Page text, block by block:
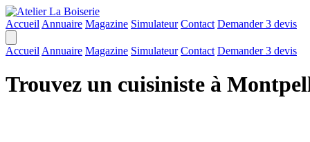
Accueil Annuaire Magazine Simulateur Contact Demander 3 devis
Accueil Annuaire Magazine Simulateur Contact Demander 3 devis
Trouvez un cuisiniste à